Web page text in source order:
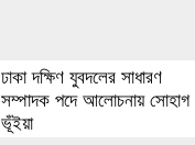
ঢাকা দক্ষিণ যুবদলের সাধারণ
সম্পাদক পদে আলোচনায় সোহাগ
ভূঁইয়া